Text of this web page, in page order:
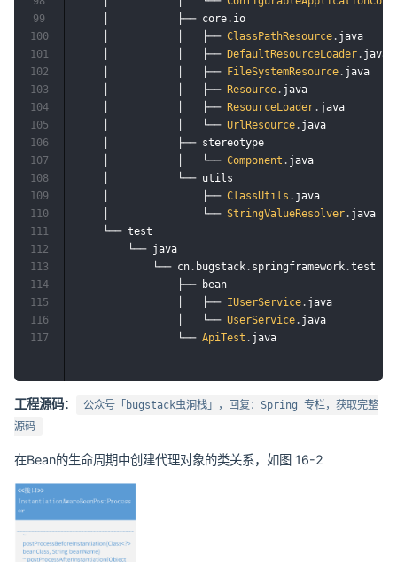
    │           ├── core
. io
    │           │   ├──
ClassPathResource . java
    │           │   ├──
DefaultResourceLoader . java
    │           │   ├──
FileSystemResource . java
    │           │   ├──
Resource . java
    │           │   ├──
ResourceLoader . java
    │           │   └──
UrlResource . java
    │           ├── stereotype
    │           │   └──
Component . java
    │           └── utils
    │               ├──
ClassUtils . java
    │               └──
StringValueResolver . java
    └── test
        └── java
            └── cn
. bugstack . springframework .test
                ├── bean
                │   ├──
IUserService . java
                │   └──
UserService . java
                └──
ApiTest .
99
100
101
102
103
104
105
106
107
108
109
110
111
112
113
114
115
116
117
工程源码：
公众号「bugstack虫洞栈」，回复：Spring 专栏，获取完整
源码
在Bean的生命周期中创建代理对象的类关系，如图 16-2